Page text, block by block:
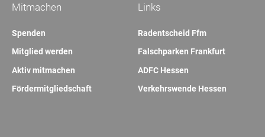
Links
Radentscheid Ffm
Falschparken Frankfurt
ADFC Hessen
Verkehrswende Hessen
Mitmachen
Spenden
Mitglied werden
Aktiv mitmachen
Fördermitgliedschaft